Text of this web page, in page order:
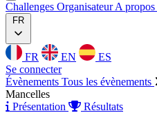
Challenges OrganisateurA propos
FR
FR EN
ES
Se connecter
Évènements Tous les évènements
Mancelles
Présentation
Résultats